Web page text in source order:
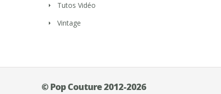
Tutos Vidéo
Vintage
© Pop Couture 2012-2026